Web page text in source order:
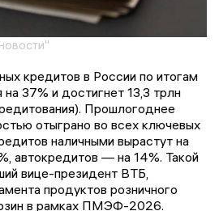
кредитов в России по итогам
37% и достигнет 13,3 трлн
Прошлогоднее
отыграно во всех ключевых
наличными вырастут на
автокредитов — на 14%. Такой
вице-президент ВТБ,
продуктов розничного
в рамках ПМЭФ-2026.